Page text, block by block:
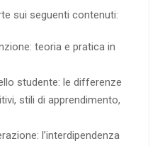
sui seguenti contenuti:
teoria e pratica in
studente: le differenze
stili di apprendimento,
l’interdipendenza